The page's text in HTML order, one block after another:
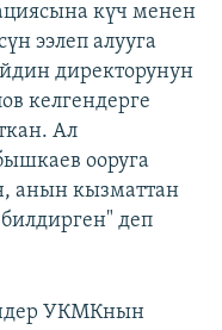
күч менен
ээлеп алууга
директорунун
келгендерге
Ал
ооруга
анын кызматтан
деп
УКМКнын